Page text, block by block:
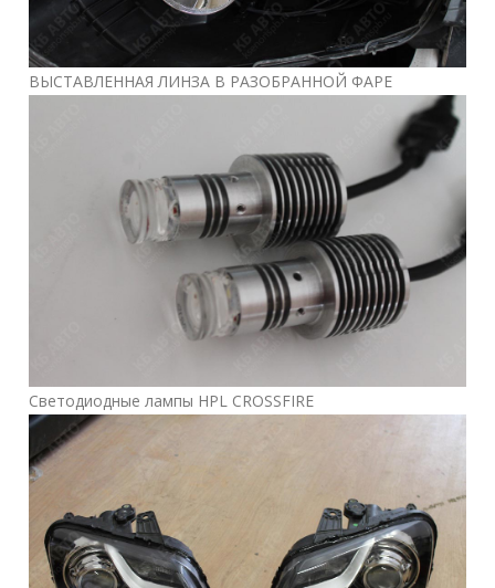
ВЫСТАВЛЕННАЯ ЛИНЗА В РАЗОБРАННОЙ ФАРЕ
Светодиодные лампы HPL CROSSFIRE